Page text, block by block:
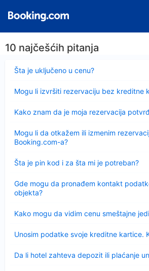
10 najčešćih pitanja
Šta je uključeno u cenu?
Sažeto
Mogu li izvršiti rezervaciju bez kreditne
Kako znam da je moja rezervacija
Mogu li da otkažem ili izmenim
Booking.com-a?
Šta je pin kod i za šta mi je potreban?
Sažeto
Gde mogu da pronađem kontakt
objekta?
Kako mogu da vidim cenu smeštajne
Unosim podatke svoje kreditne kartice.
Da li hotel zahteva depozit ili plaćanje